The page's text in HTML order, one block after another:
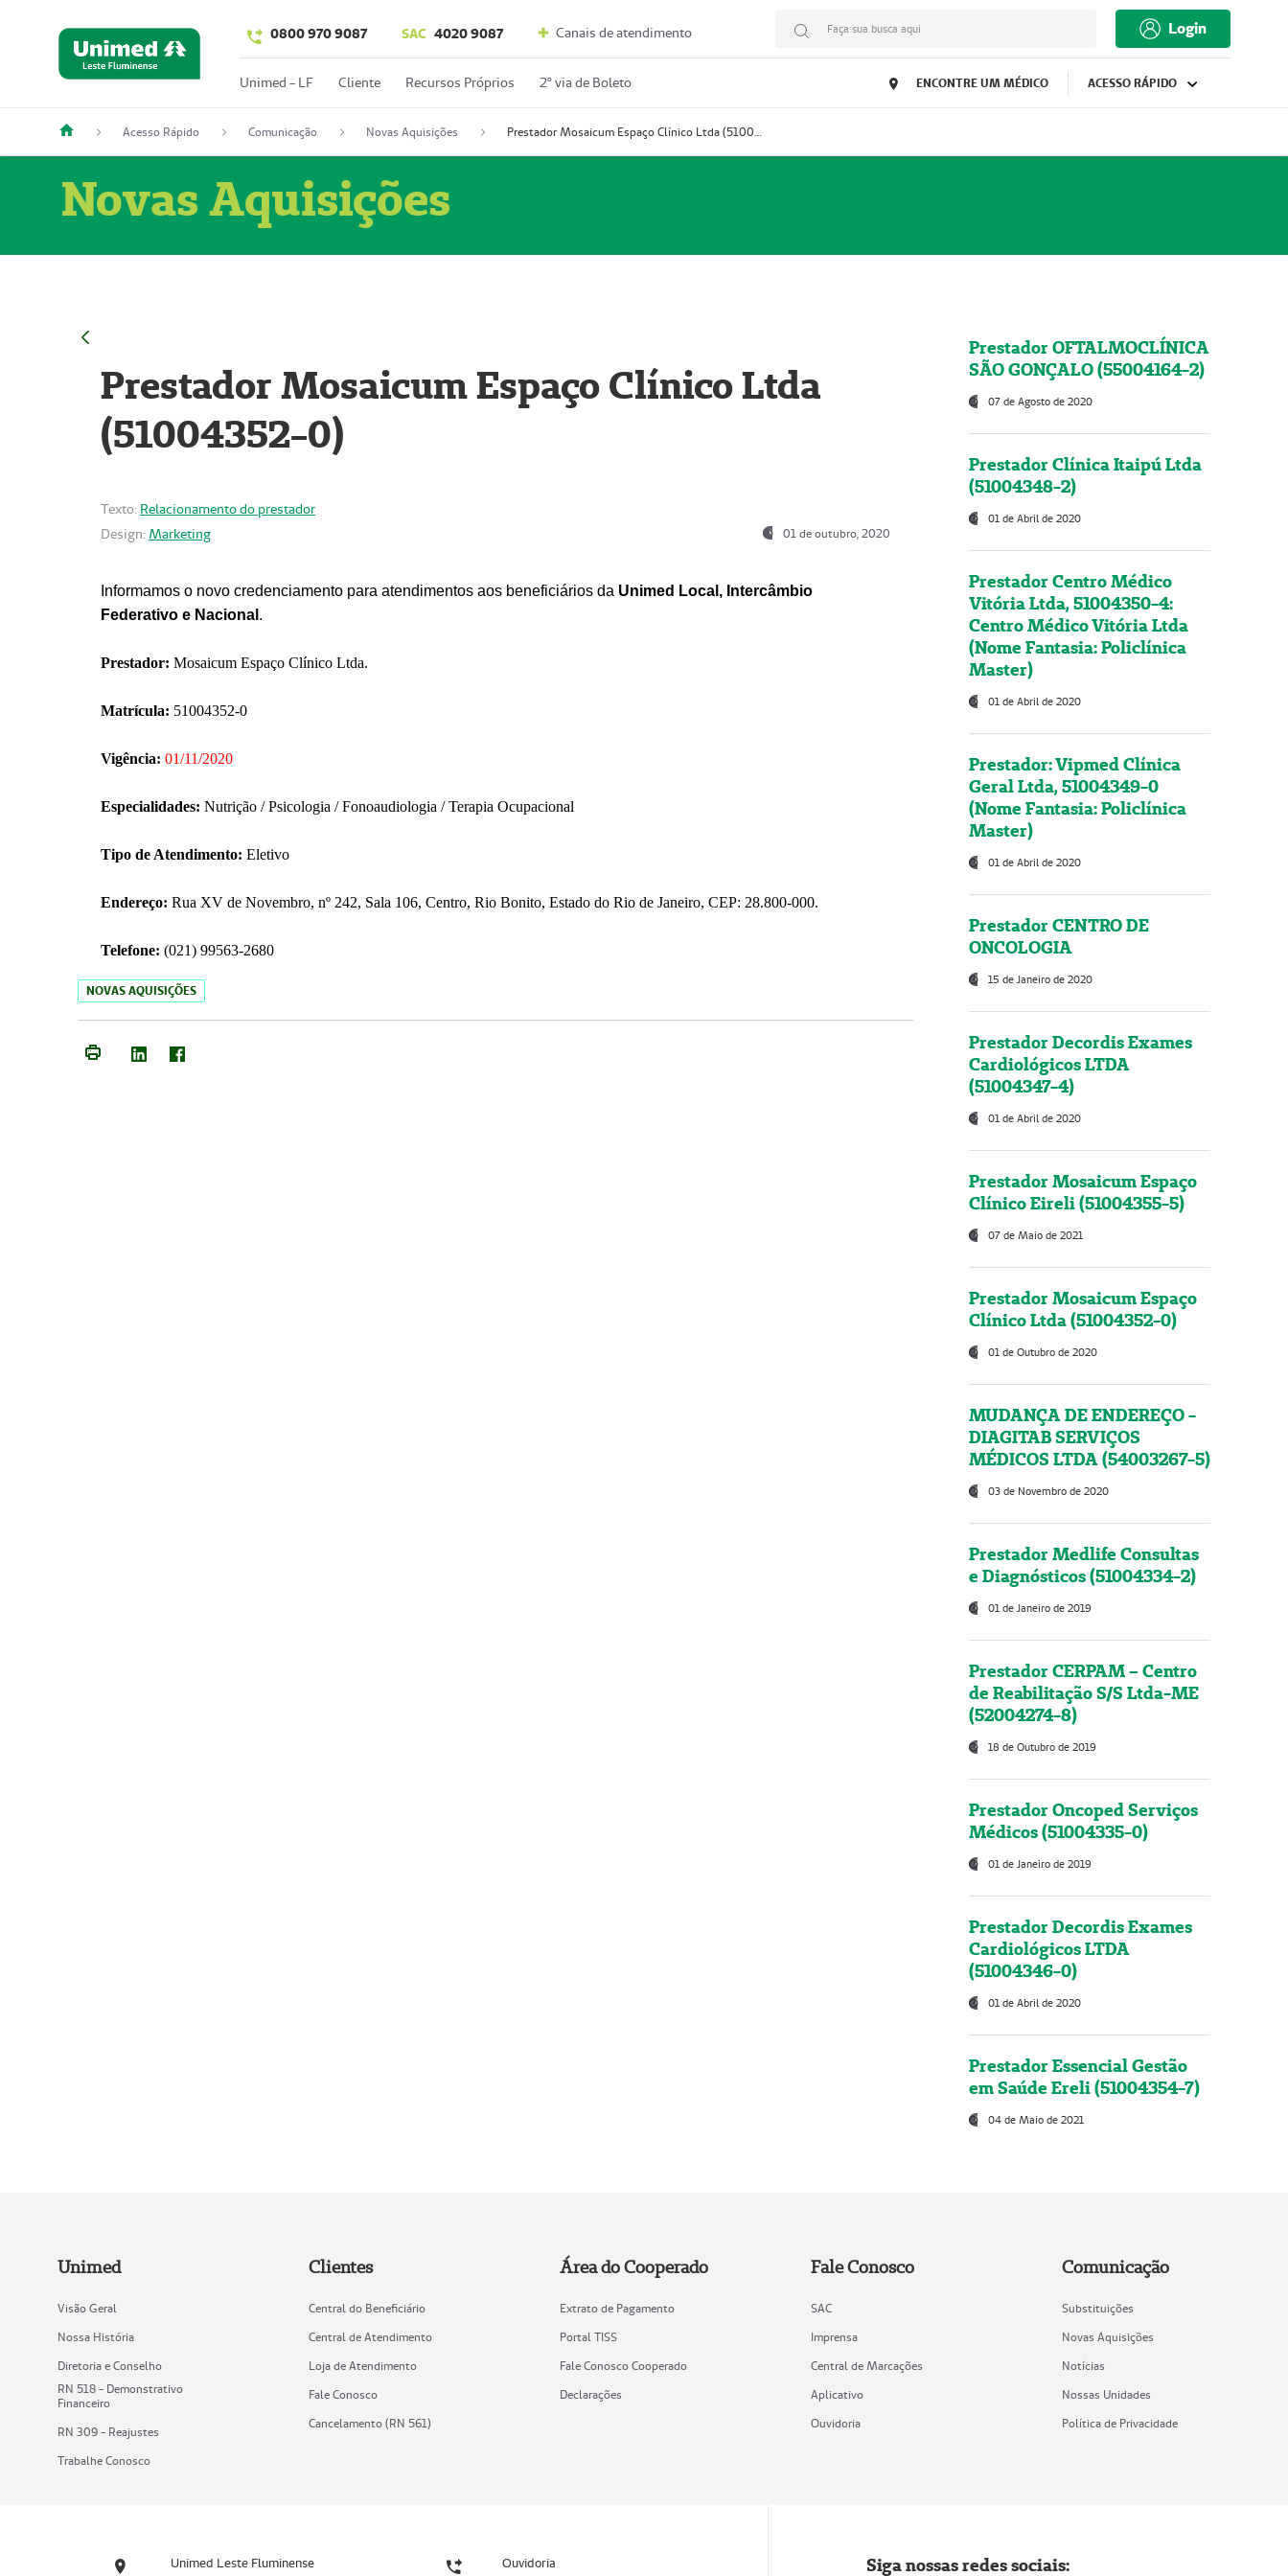
0800 970 9087 SAC 4020 9087 Canais de atendimento Faça sua busca aqui Login
Unimed - LF Cliente Recursos Próprios 2º via de Boleto ENCONTRE UM MÉDICO ACESSO RÁPIDO
Acesso Rápido Comunicação Novas Aquisições Prestador Mosaicum Espaço Clínico Ltda (51004352-0)
Novas Aquisições
Prestador Mosaicum Espaço Clínico Ltda
(51004352-0)
Texto: Relacionamento do prestador
Design: Marketing 01 de outubro, 2020
Informamos o novo credenciamento para atendimentos aos beneficiários da Unimed Local, Intercâmbio
Federativo e Nacional .
Prestador: Mosaicum Espaço Clínico Ltda.
Matrícula: 51004352-0
Vigência: 01/11/2020
Especialidades: Nutrição / Psicologia / Fonoaudiologia / Terapia Ocupacional
Tipo de Atendimento: Eletivo
Endereço: Rua XV de Novembro, nº 242, Sala 106, Centro, Rio Bonito, Estado do Rio de Janeiro, CEP: 28.800-000.
Telefone: (021) 99563-2680
NOVAS AQUISIÇÕES
Prestador OFTALMOCLÍNICA
SÃO GONÇALO (55004164-2)
07 de Agosto de 2020
Prestador Clínica Itaipú Ltda
(51004348-2)
01 de Abril de 2020
Prestador Centro Médico
Vitória Ltda, 51004350-4:
Centro Médico Vitória Ltda
(Nome Fantasia: Policlínica
Master)
01 de Abril de 2020
Prestador: Vipmed Clínica
Geral Ltda, 51004349-0
(Nome Fantasia: Policlínica
Master)
01 de Abril de 2020
Prestador CENTRO DE
ONCOLOGIA
15 de Janeiro de 2020
Prestador Decordis Exames
Cardiológicos LTDA
(51004347-4)
01 de Abril de 2020
Prestador Mosaicum Espaço
Clínico Eireli (51004355-5)
07 de Maio de 2021
Prestador Mosaicum Espaço
Clínico Ltda (51004352-0)
01 de Outubro de 2020
MUDANÇA DE ENDEREÇO -
DIAGITAB SERVIÇOS
MÉDICOS LTDA (54003267-5)
03 de Novembro de 2020
Prestador Medlife Consultas
e Diagnósticos (51004334-2)
01 de Janeiro de 2019
Prestador CERPAM – Centro
de Reabilitação S/S Ltda-ME
(52004274-8)
18 de Outubro de 2019
Prestador Oncoped Serviços
Médicos (51004335-0)
01 de Janeiro de 2019
Prestador Decordis Exames
Cardiológicos LTDA
(51004346-0)
01 de Abril de 2020
Prestador Essencial Gestão
em Saúde Ereli (51004354-7)
04 de Maio de 2021
Unimed
Visão Geral
Nossa História
Diretoria e Conselho
RN 518 - Demonstrativo
Financeiro
RN 309 - Reajustes
Trabalhe Conosco
Clientes
Central do Beneficiário
Central de Atendimento
Loja de Atendimento
Fale Conosco
Cancelamento (RN 561)
Área do Cooperado
Extrato de Pagamento
Portal TISS
Fale Conosco Cooperado
Declarações
Fale Conosco
SAC
Imprensa
Central de Marcações
Aplicativo
Ouvidoria
Comunicação
Substituições
Novas Aquisições
Notícias
Nossas Unidades
Política de Privacidade
Unimed Leste Fluminense Ouvidoria Siga nossas redes sociais: